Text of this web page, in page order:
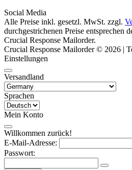
Social Media
Alle Preise inkl. gesetzl. MwSt. zzgl.
durchgestrichenen Preise entsprechen
Crucial Response Mailorder.
Crucial Response Mailorder © 2026 |
Einstellungen
Versandland
Sprachen
Mein Konto
Willkommen zurück!
E-Mail-Adresse:
Passwort: